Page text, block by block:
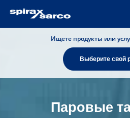
Ищете продукты или
Выберите свой
Паровые